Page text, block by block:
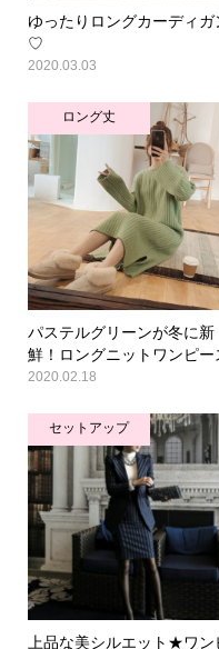
ゆったりロングカーディガ
♡
2020.03.03
ロング丈
パステルグリーンが冬に新
鮮！ロングニットワンピー
2020.02.18
セットアップ
上品な美シルエット★ワン